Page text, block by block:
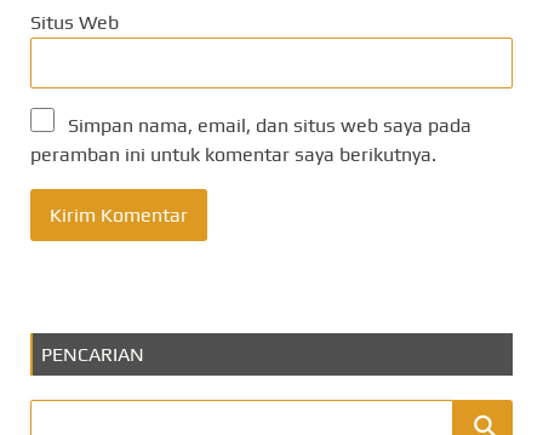
Situs Web
Simpan nama, email, dan situs web saya pada
peramban ini untuk komentar saya berikutnya.
PENCARIAN